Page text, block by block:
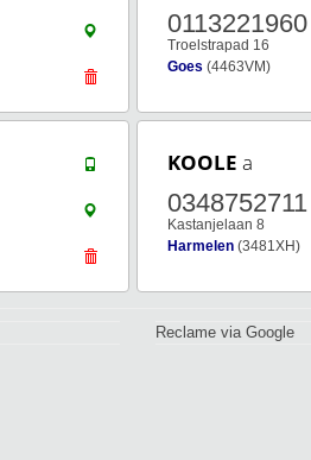
0113221960
Troelstrapad 16
Goes (4463VM)
KOOLE a
0348752711
Kastanjelaan 8
Harmelen (3481XH)
Reclame via Google